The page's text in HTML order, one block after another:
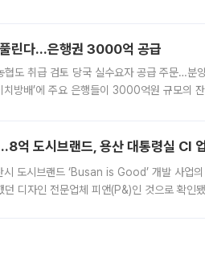
린다…은행권 3000억 공급
도 취급 검토 당국 실수요자 공급 주문…분
방배’에 주요 은행들이 3000억원 규모의
도시브랜드, 용산 대통령실 CI
도시브랜드 ‘Busan is Good’ 개발 사업
디자인 전문업체 피앤(P&)인 것으로 확인